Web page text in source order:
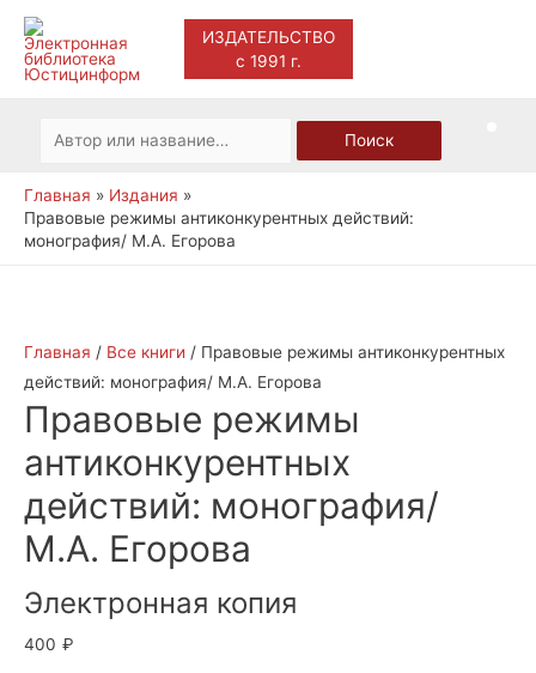
ИЗДАТЕЛЬСТВО
с 1991 г.
Искать:
Поиск
Главная
Издания
Правовые режимы антиконкурентных действий:
монография/ М.А. Егорова
Главная / Все книги / Правовые режимы антиконкурентных
действий: монография/ М.А. Егорова
Правовые режимы
антиконкурентных
действий: монография/
М.А. Егорова
Электронная копия
400 ₽